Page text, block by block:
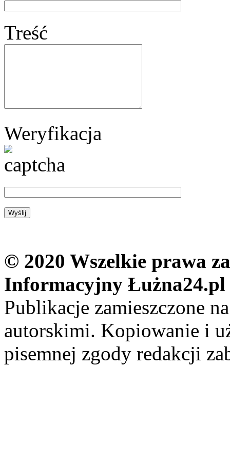
Treść
Weryfikacja
© 2020 Wszelkie prawa
Informacyjny Łużna24.pl
Publikacje zamieszczone
autorskimi. Kopiowanie i
pisemnej zgody redakcji